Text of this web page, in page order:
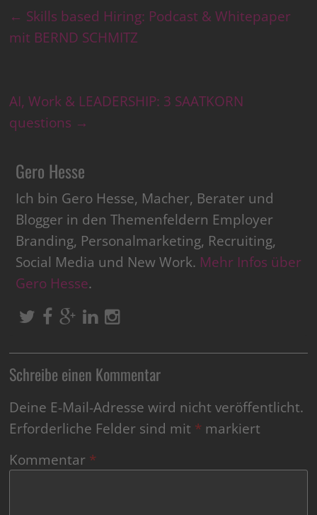
← Skills based Hiring: Podcast & Whitepaper
mit BERND SCHMITZ
AI, Work & LEADERSHIP: 3 SAATKORN
questions →
Gero Hesse
Ich bin Gero Hesse, Macher, Berater und
Blogger in den Themenfeldern Employer
Branding, Personalmarketing, Recruiting,
Social Media und New Work. Mehr Infos über
Gero Hesse.
Schreibe einen Kommentar
Deine E-Mail-Adresse wird nicht veröffentlicht.
Erforderliche Felder sind mit * markiert
Kommentar *